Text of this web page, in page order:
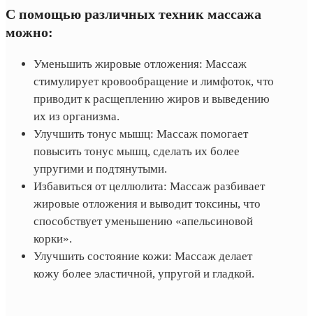
С помощью различных техник массажа
можно:
Уменьшить жировые отложения: Массаж
стимулирует кровообращение и лимфоток, что
приводит к расщеплению жиров и выведению
их из организма.
Улучшить тонус мышц: Массаж помогает
повысить тонус мышц, сделать их более
упругими и подтянутыми.
Избавиться от целлюлита: Массаж разбивает
жировые отложения и выводит токсины, что
способствует уменьшению «апельсиновой
корки».
Улучшить состояние кожи: Массаж делает
кожу более эластичной, упругой и гладкой.